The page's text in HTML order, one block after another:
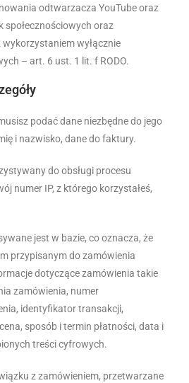
odtwarzacza YouTube oraz
społecznościowych oraz
wyłącznie
– art. 6 ust. 1 lit. f RODO.
podać dane niezbędne do jego
i nazwisko, dane do faktury.
do obsługi procesu
numer IP, z którego korzystałeś,
jest w bazie, co oznacza, że
przypisanym do zamówienia
dotyczące zamówienia takie
zamówienia, numer
identyfikator transakcji,
sposób i termin płatności, data i
treści cyfrowych.
z zamówieniem, przetwarzane